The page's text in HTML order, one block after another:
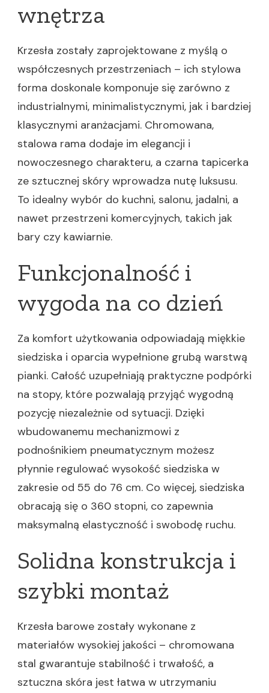
wnętrza
Krzesła zostały zaprojektowane z myślą o
współczesnych przestrzeniach – ich stylowa
forma doskonale komponuje się zarówno z
industrialnymi, minimalistycznymi, jak i bardziej
klasycznymi aranżacjami. Chromowana,
stalowa rama dodaje im elegancji i
nowoczesnego charakteru, a czarna tapicerka
ze sztucznej skóry wprowadza nutę luksusu.
To idealny wybór do kuchni, salonu, jadalni, a
nawet przestrzeni komercyjnych, takich jak
bary czy kawiarnie.
Funkcjonalność i
wygoda na co dzień
Za komfort użytkowania odpowiadają miękkie
siedziska i oparcia wypełnione grubą warstwą
pianki. Całość uzupełniają praktyczne podpórki
na stopy, które pozwalają przyjąć wygodną
pozycję niezależnie od sytuacji. Dzięki
wbudowanemu mechanizmowi z
podnośnikiem pneumatycznym możesz
płynnie regulować wysokość siedziska w
zakresie od 55 do 76 cm. Co więcej, siedziska
obracają się o 360 stopni, co zapewnia
maksymalną elastyczność i swobodę ruchu.
Solidna konstrukcja i
szybki montaż
Krzesła barowe zostały wykonane z
materiałów wysokiej jakości – chromowana
stal gwarantuje stabilność i trwałość, a
sztuczna skóra jest łatwa w utrzymaniu